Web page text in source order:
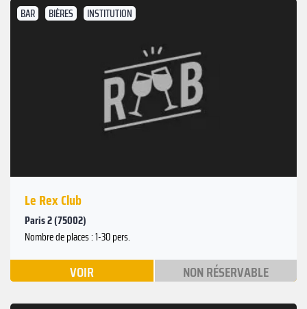
BAR BIÈRES INSTITUTION
Le Rex Club
Paris 2 (75002)
Nombre de places : 1-30 pers.
VOIR NON RÉSERVABLE